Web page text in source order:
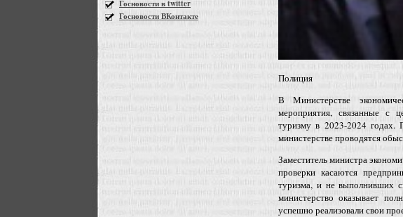
Госновости в twitter
Госновости ВКонтакте
Полиция
В Министерстве
мероприятия, связанные с
туризму в 2023-2024 годах.
министерстве проводятся
Заместитель министра
проверки касаются
туризма, и не выполнивших
министерство оказывает
успешно реализовали свои